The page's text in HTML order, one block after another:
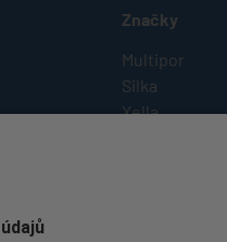
Značky
Multipor
Silka
Xella